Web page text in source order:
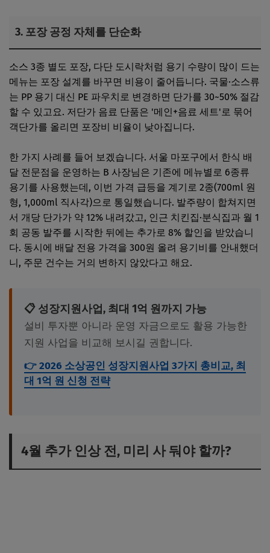
3. 포장 공정 자체를 단순화
소스 3종 별도 포장, 다단 도시락처럼 용기 수량이 많이 드는
메뉴는 포장 설계를 바꾸면 비용이 줄어듭니다. 국물·소스류
는 PP 용기 대신 PE 파우치로 변경하면 단가를 30~50% 절감
할 수 있고요. 저단가 음료 단품은 '메인+음료 세트'로 묶어
객단가를 올리면 포장비 비율이 낮아집니다.
한 가지 사례를 들어 보겠습니다. 서울 마포구에서 한식 배
달 전문점을 운영하는 B 사장님은 기존에 메뉴별로 6종류
용기를 사용했는데, 이번 가격 급등을 계기로 2종(700ml 원
형, 1,000ml 직사각)으로 통일했습니다. 발주량이 합쳐지면
서 개당 단가가 약 12% 내려갔고, 인근 치킨집·분식집과 월 1
회 공동 발주를 시작한 뒤에는 추가로 8% 할인을 받았습니
다. 동시에 배달 전용 가격을 300원 올려 용기비를 안내했더
니, 주문 건수는 거의 변하지 않았다고 해요.
📋 성장지원사업, 최대 1억 원까지 가능
설비 투자뿐 아니라 운영 자금으로도 활용 가능한
지원 사업을 비교해 보시길 권합니다.
👉 2026 소상공인 성장지원사업 3가지 총비교, 최
대 1억 원 신청 전략
4월 추가 인상 전, 미리 사 둬야 할까?